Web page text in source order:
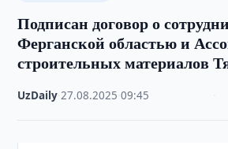
​​​​​​​Подписан договор о
Ферганской областью и
строительных материалов
UzDaily ·27.08.2025 ·09:45